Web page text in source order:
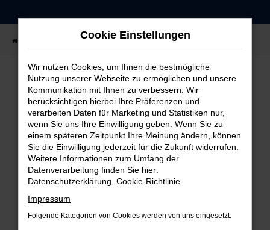
Zum
springen
Fahrzeugangebote Fahrzeug-Showroom
FEHLER: NETWORK ERROR
Beim Laden ist ein Fehler aufgetreten.
Hier sind ein paar Tipps, die dir helfen können:
Überprüfe deine Firewall und deine
Internetverbindung.
Suchmaschine?
Cookie Einstellungen
Wir nutzen Cookies, um Ihnen die bestmögliche
Nutzung unserer Webseite zu ermöglichen und unsere
Kommunikation mit Ihnen zu verbessern. Wir
berücksichtigen hierbei Ihre Präferenzen und
verarbeiten Daten für Marketing und Statistiken nur,
wenn Sie uns Ihre Einwilligung geben. Wenn Sie zu
einem späteren Zeitpunkt Ihre Meinung ändern, können
Sie die Einwilligung jederzeit für die Zukunft widerrufen.
Weitere Informationen zum Umfang der
Datenverarbeitung finden Sie hier:
Datenschutzerklärung Cookie-Richtlinie
Impressum
Folgende Kategorien von Cookies werden von uns eingesetzt: